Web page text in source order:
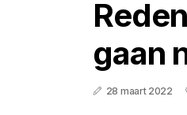
gaan
28 maart 2022